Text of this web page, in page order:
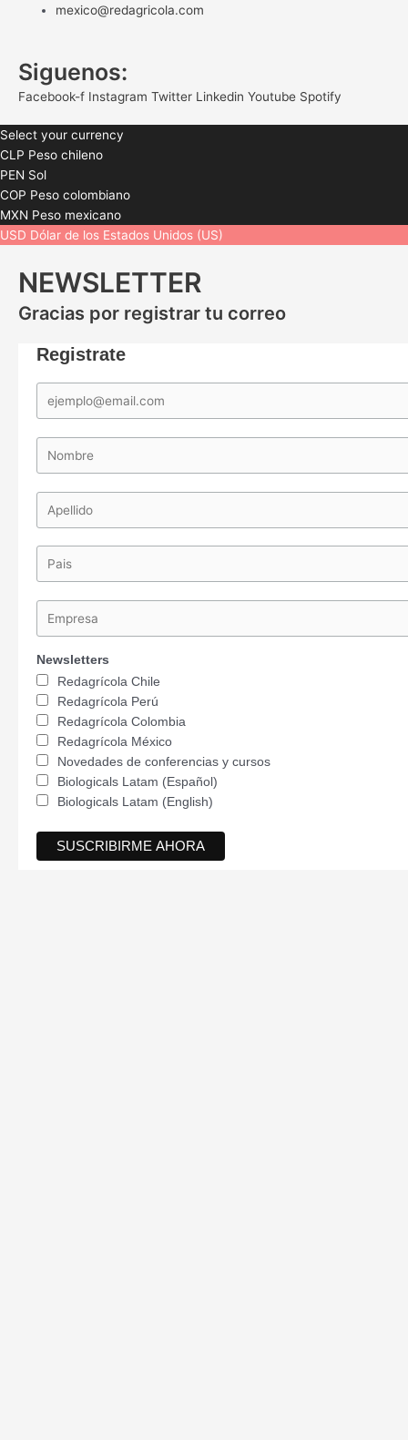
mexico@redagricola.com
Siguenos:
Facebook-f Instagram Twitter Linkedin Youtube Spotify
Select your currency
CLP Peso chileno
PEN Sol
COP Peso colombiano
MXN Peso mexicano
USD Dólar de los Estados Unidos (US)
NEWSLETTER
Gracias por registrar tu correo
Registrate
Newsletters
Redagrícola Chile
Redagrícola Perú
Redagrícola Colombia
Redagrícola México
Novedades de conferencias y cursos
Biologicals Latam (Español)
Biologicals Latam (English)